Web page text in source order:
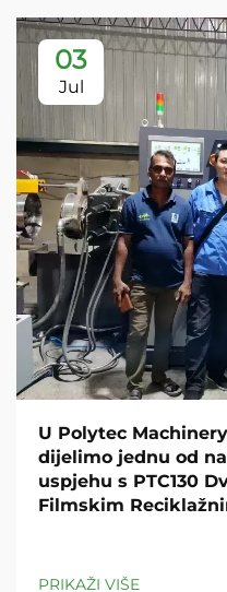
03
Jul
U Polytec
dijelimo jednu od
uspjehu s PTC130
Filmskim
PRIKAŽI VIŠE